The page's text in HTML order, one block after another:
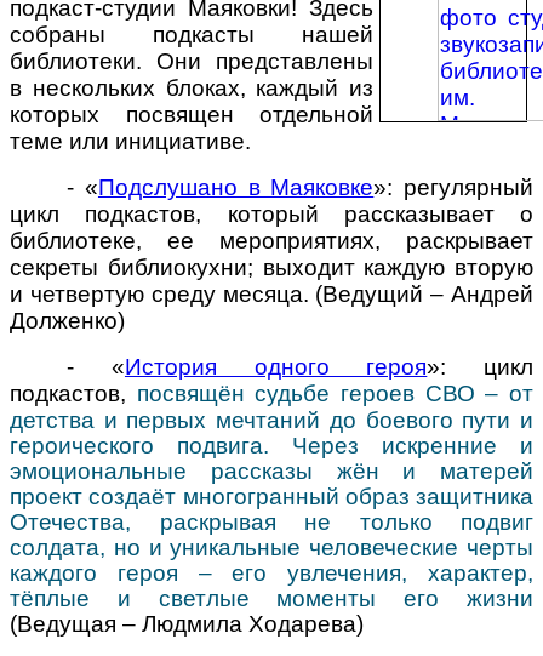
подкаст-студии Маяковки! Здесь
собраны подкасты нашей
библиотеки. Они представлены
в нескольких блоках, каждый из
которых посвящен отдельной
теме или инициативе.
- «Подслушано в Маяковке»: регулярный
цикл подкастов, который рассказывает о
библиотеке, ее мероприятиях, раскрывает
секреты библиокухни; выходит каждую вторую
и четвертую среду месяца. (Ведущий– Андрей
Долженко)
- «История одного героя»: цикл
подкастов, посвящён судьбе героев СВО – от
детства и первых мечтаний до боевого пути и
героического подвига. Через искренние и
эмоциональные рассказы жён и матерей
проект создаёт многогранный образ защитника
Отечества, раскрывая не только подвиг
солдата, но и уникальные человеческие черты
каждого героя – его увлечения, характер,
тёплые и светлые моменты его жизни
(Ведущая – Людмила Ходарева)